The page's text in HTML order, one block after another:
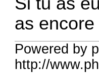
as
Powered by
http://